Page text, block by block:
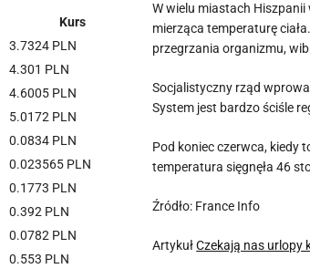
W wielu miastach Hiszpanii
mierząca temperaturę
przegrzania organizmu,
Socjalistyczny rząd
System jest bardzo ściśle
Pod koniec czerwca, kiedy
temperatura sięgnęła 46
Źródło: France Info
ArtykułCzekają nas urlopy
Kurs
3.7324 PLN
4.301 PLN
4.6005 PLN
5.0172 PLN
0.0834 PLN
0.023565 PLN
0.1773 PLN
0.392 PLN
0.0782 PLN
0.553 PLN